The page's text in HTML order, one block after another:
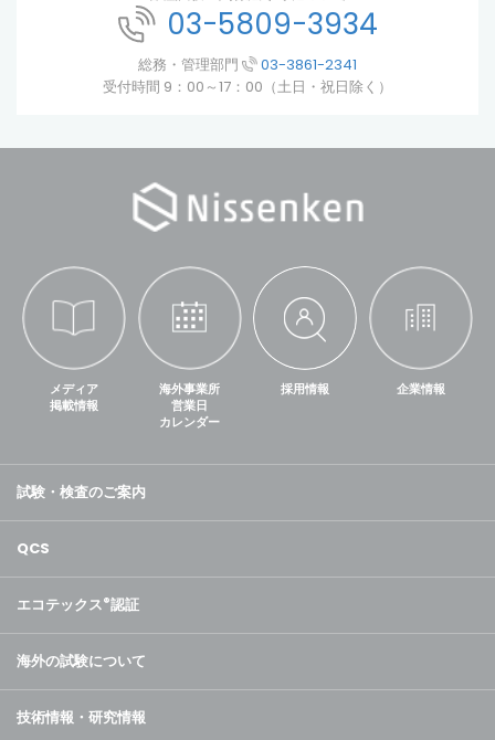
03-5809-3934
総務・管理部門
03-3861-2341
受付時間 9：00～17：00（土日・祝日除く）
メディア
掲載情報
海外事業所
営業日
カレンダー
採用情報 企業情報
試験・検査のご案内
QCS
エコテックス®認証
海外の試験について
技術情報・研究情報